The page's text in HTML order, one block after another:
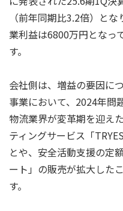
（前年同期比3.2倍）と
業利益は6800万円となっ
す。
会社側は、増益の要因に
事業において、2024年問
物流業界が変革期を迎え
ティングサービス「
とや、安全活動支援の定
ート」の販売が拡大した
す。